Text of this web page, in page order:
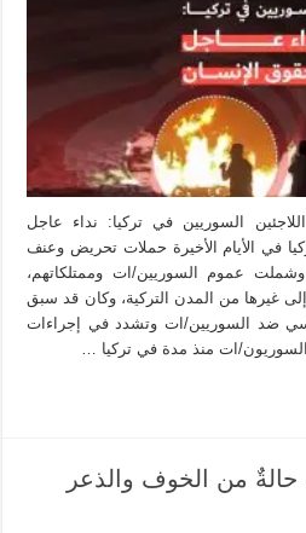
السوريين في تركيا: نداء عاجل
في الأيام الأخيرة حملات تحريض وعنف
عموم السوريين/ات وممتلكاتهم،
غيرها من المدن التركية، وكان قد سبق
ضد السوريين/ات وتشدد في إجراءات
ات منذ مدة في تركيا …
حالةٌ من الخوف والذعر